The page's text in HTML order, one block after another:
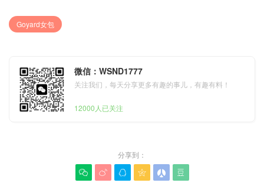
Goyard女包
微信：WSND1777
关注我们，每天分享更多有趣的事儿，有趣有料！
12000人已关注
分享到：
     